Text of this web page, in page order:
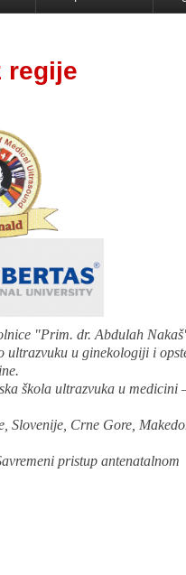
regije
"Prim. dr. Abdulah
ultrazvuku u ginekologiji i
škola ultrazvuka u medicini
Slovenije, Crne Gore,
pristup antenatalnom